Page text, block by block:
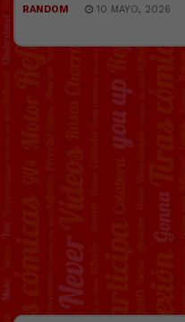
RANDOM 10 MAYO, 2026